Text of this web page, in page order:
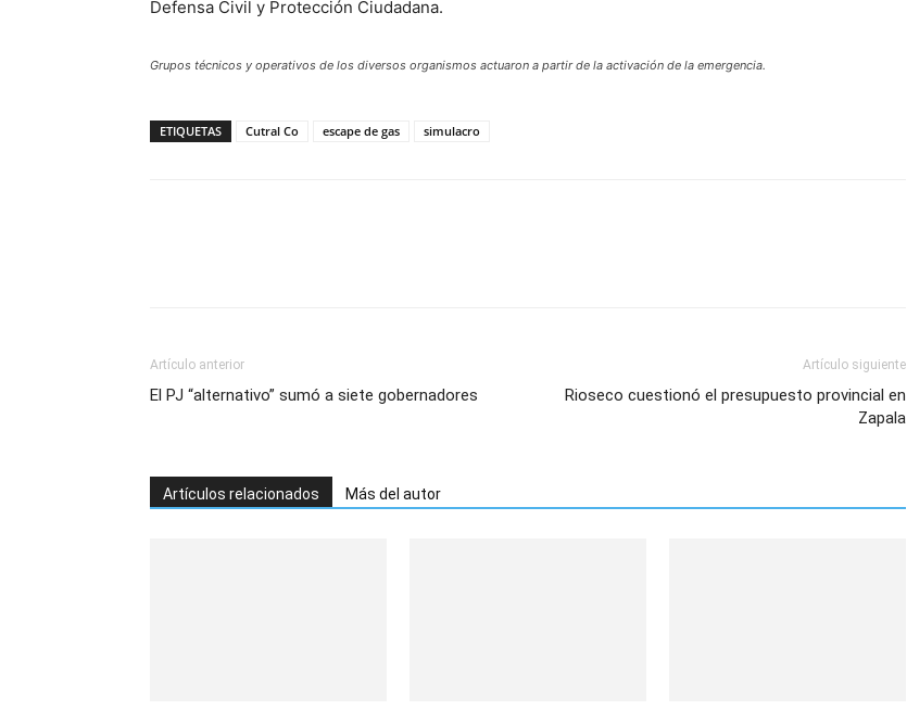
Defensa Civil y Protección Ciudadana.
Grupos técnicos y operativos de los diversos organismos actuaron a partir de la activación de la emergencia.
ETIQUETAS Cutral Co escape de gas simulacro
Artículo anterior
El PJ “alternativo” sumó a siete gobernadores
Artículo siguiente
Rioseco cuestionó el presupuesto provincial en
Zapala
Artículos relacionados Más del autor